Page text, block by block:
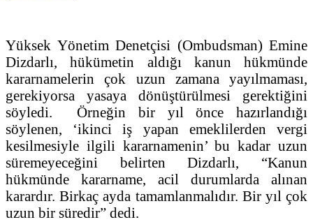
Yüksek Yönetim Denetçisi (Ombudsman) Emine
Dizdarlı, hükümetin aldığı kanun hükmünde
kararnamelerin çok uzun zamana yayılmaması,
gerekiyorsa yasaya dönüştürülmesi gerektiğini
söyledi. Örneğin bir yıl önce hazırlandığı
söylenen, ‘ikinci iş yapan emeklilerden vergi
kesilmesiyle ilgili kararnamenin’ bu kadar uzun
süremeyeceğini belirten Dizdarlı, “Kanun
hükmünde kararname, acil durumlarda alınan
karardır. Birkaç ayda tamamlanmalıdır. Bir yıl çok
uzun bir süredir” dedi.